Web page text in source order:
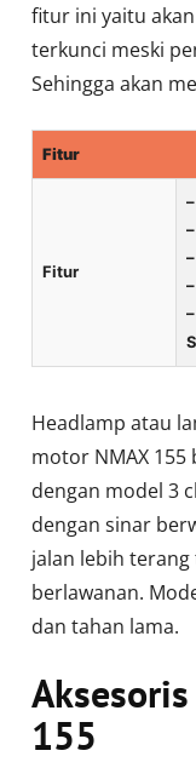
fitur ini yaitu
terkunci meski
Sehingga akan
Fitur
Fitur
Headlamp atau
motor NMAX 155
dengan model 3
dengan sinar
jalan lebih
berlawanan.
dan tahan lama.
155